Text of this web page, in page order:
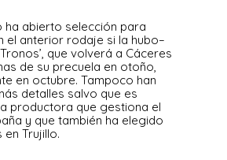
ha abierto selección para
el anterior rodaje si la hubo–
que volverá a Cáceres
de su precuela en otoño,
en octubre. Tampoco han
detalles salvo que es
productora que gestiona el
y que también ha elegido
en Trujillo.